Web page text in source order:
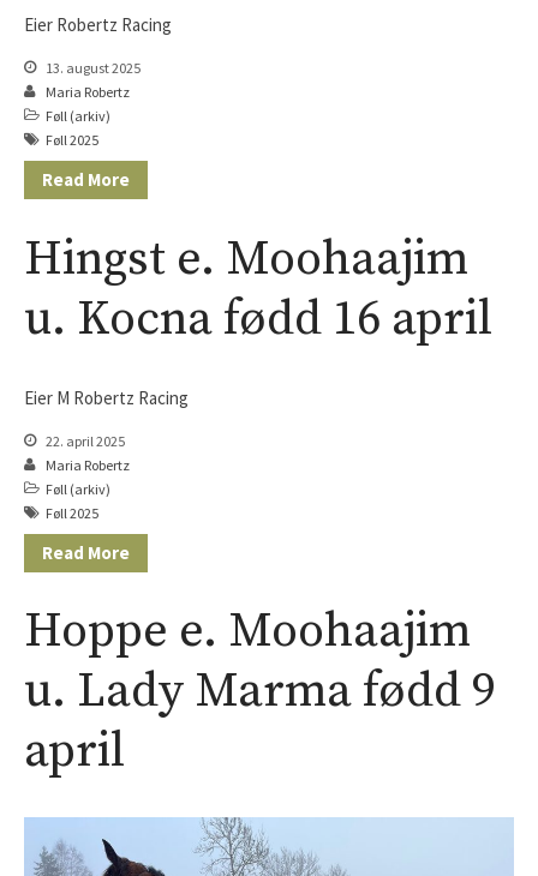
Eier Robertz Racing
13. august 2025
Maria Robertz
Føll (arkiv)
Føll 2025
Read More
Hingst e. Moohaajim
u. Kocna fødd 16 april
Eier M Robertz Racing
22. april 2025
Maria Robertz
Føll (arkiv)
Føll 2025
Read More
Hoppe e. Moohaajim
u. Lady Marma fødd 9
april